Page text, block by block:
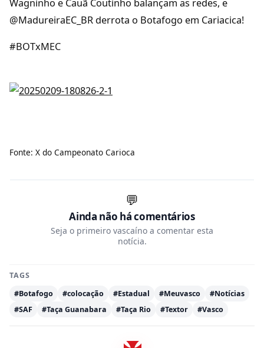
Wagninho e Cauã Coutinho balançam as redes, e
@MadureiraEC_BR derrota o Botafogo em Cariacica!
#BOTxMEC
Fonte: X do Campeonato Carioca
💬
Ainda não há comentários
Seja o primeiro vascaíno a comentar esta
notícia.
TAGS
#Botafogo
#colocação #Estadual #Meuvasco
#Notícias
#SAF
#Taça Guanabara #Taça Rio #Textor #Vasco